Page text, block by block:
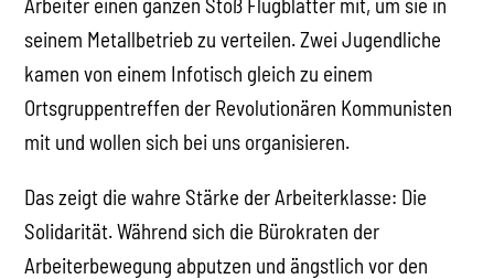
seinem Metallbetrieb zu verteilen. Zwei Jugendliche
kamen von einem Infotisch gleich zu einem
Ortsgruppentreffen der Revolutionären Kommunisten
mit und wollen sich bei uns organisieren.
Das zeigt die wahre Stärke der Arbeiterklasse: Die
Solidarität. Während sich die Bürokraten der
Arbeiterbewegung abputzen und ängstlich vor den